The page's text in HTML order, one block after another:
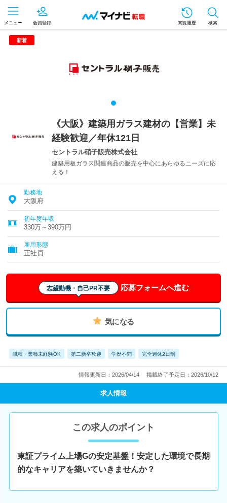
メニュー 会員登録 閲覧履歴 検索
新着
《大阪》建築用ガラス建材の【営業】未
経験歓迎／年休121日
セントラル硝子販売株式会社
建築用板ガラス関連商品の販売を中心にあらゆるニーズに応
える！
勤務地
大阪府
初年度年収
330万～390万円
雇用形態
正社員
志望動機・自己PR不要 応募フォームへ進む
気になる
職種・業種未経験OK 第二新卒歓迎 学歴不問 完全週休2日制
情報更新日：2026/04/14 掲載終了予定日：2026/10/12
求人情報
この求人のポイント
東証プライム上場Gの安定基盤！安定した環境で長期
的なキャリアを築いていきませんか？